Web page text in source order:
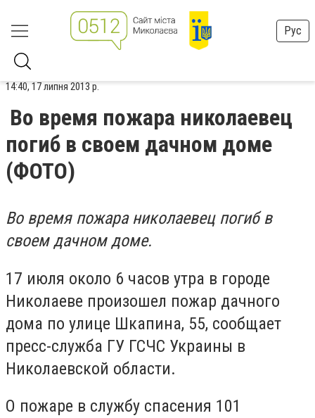
Рус
14:40, 17 липня 2013 р.
Во время пожара николаевец
погиб в своем дачном доме
(ФОТО)
Во время пожара николаевец погиб в
своем дачном доме.
17 июля около 6 часов утра в городе
Николаеве произошел пожар дачного
дома по улице Шкапина, 55, сообщает
пресс-служба ГУ ГСЧС Украины в
Николаевской области.
О пожаре в службу спасения 101